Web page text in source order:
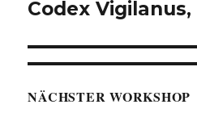
Codex
NÄCHSTER WORKSHOP